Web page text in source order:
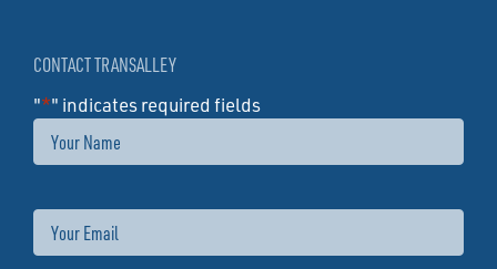
CONTACT TRANSALLEY
"*" indicates required fields
Name
Email